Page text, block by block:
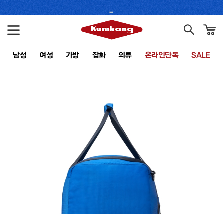
남성 여성 가방 잡화 의류 온라인단독 SALE